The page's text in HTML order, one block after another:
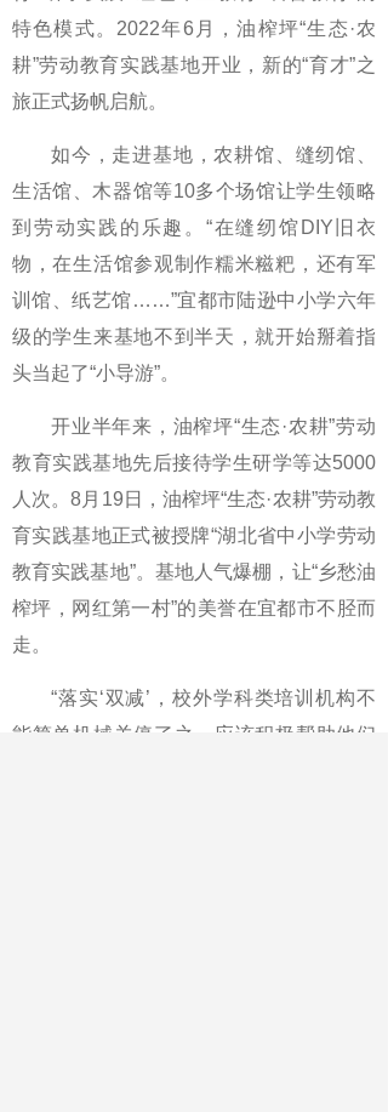
特色模式。2022年6月，油榨坪“生态·农
耕”劳动教育实践基地开业，新的“育才”之
旅正式扬帆启航。
如今，走进基地，农耕馆、缝纫馆、
生活馆、木器馆等10多个场馆让学生领略
到劳动实践的乐趣。“在缝纫馆DIY旧衣
物，在生活馆参观制作糯米糍粑，还有军
训馆、纸艺馆……”宜都市陆逊中小学六年
级的学生来基地不到半天，就开始掰着指
头当起了“小导游”。
开业半年来，油榨坪“生态·农耕”劳动
教育实践基地先后接待学生研学等达5000
人次。8月19日，油榨坪“生态·农耕”劳动教
育实践基地正式被授牌“湖北省中小学劳动
教育实践基地”。基地人气爆棚，让“乡愁油
榨坪，网红第一村”的美誉在宜都市不胫而
走。
“落实‘双减’，校外学科类培训机构不
能简单机械关停了之，应该积极帮助他们